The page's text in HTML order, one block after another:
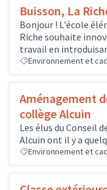
Buisson, La
Bonjour ! L'école
Riche souhaite
travail en
Environnement et
Aménagement
collège Alcuin
Les élus du Conseil
Alcuin ont il y a
Environnement et